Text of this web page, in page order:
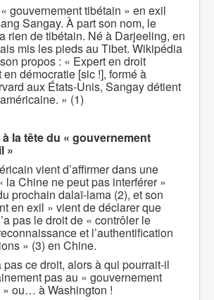
gouvernement tibétain » en exil
Sangay. À part son nom, le
rien de tibétain. Né à Darjeeling, en
mis les pieds au Tibet. Wikipédia
propos : « Expert en droit
démocratie [sic !], formé à
aux États-Unis, Sangay détient
» (1)
la tête du « gouvernement
»
vient d’affirmer dans une
la Chine ne peut pas interférer »
prochain dalaï-lama (2), et son
en exil » vient de déclarer que
pas le droit de « contrôler le
et l’authentification
» (3) en Chine.
pas ce droit, alors à qui pourrait-il
pas au « gouvernement
ou… à Washington !